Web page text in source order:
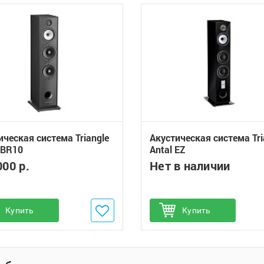
система Triangle
р.
Купитьв избранное
Акустическая система
Antal EZ
Нет в наличии
Купить
Добавить в избранное